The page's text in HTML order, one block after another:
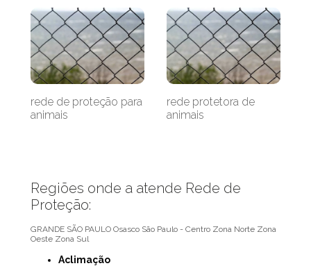
rede de proteção para
animais
rede protetora de
animais
Regiões onde a atende Rede de
Proteção:
GRANDE SÃO PAULO Osasco São Paulo - Centro Zona Norte Zona
Oeste Zona Sul
Aclimação